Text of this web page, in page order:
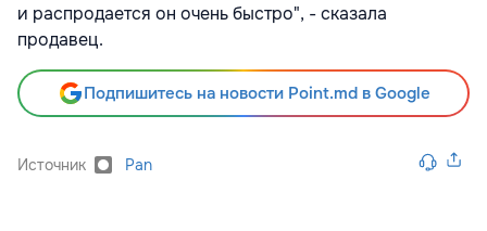
и распродается он очень быстро", - сказала
продавец.
Подпишитесь на новости Point.md в Google
Источник Pan